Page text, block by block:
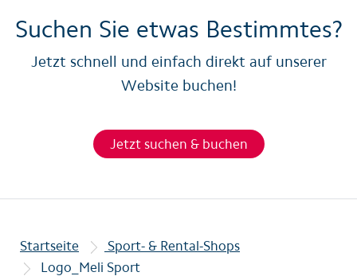
Suchen Sie etwas Bestimmtes?
Jetzt schnell und einfach direkt auf unserer
Website buchen!
Jetzt suchen & buchen
Startseite
Sport- & Rental-Shops
Logo_Meli Sport